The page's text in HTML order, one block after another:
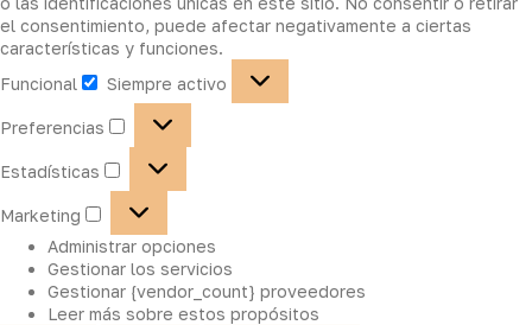
el consentimiento, puede afectar negativamente a ciertas
características y funciones.
Funcional
Siempre activo
Preferencias
Estadísticas
Marketing
Administrar opciones
Gestionar los servicios
Gestionar {vendor_count} proveedores
Leer más sobre estos propósitos